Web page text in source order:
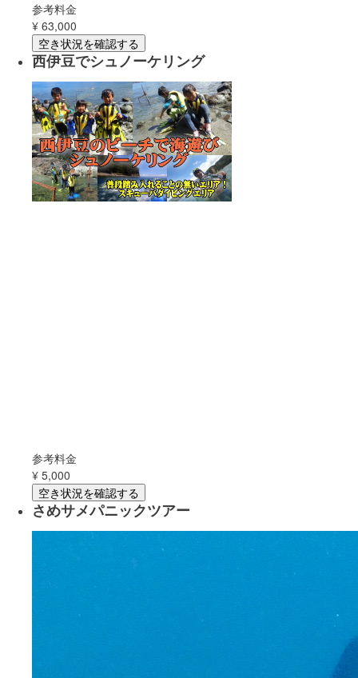
参考料金
¥ 63,000
空き状況を確認する
西伊豆でシュノーケリング
参考料金
¥ 5,000
空き状況を確認する
さめサメパニックツアー